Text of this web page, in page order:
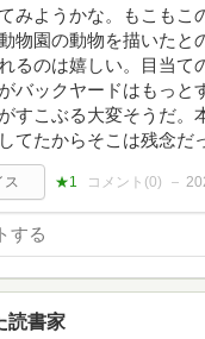
みようかな。もこもこ
物園の動物を描いたと
るのは嬉しい。目当て
バックヤードはもっと
すこぶる大変そうだ。
てたからそこは残念だ
ス ★1 コメント(0)
読書家